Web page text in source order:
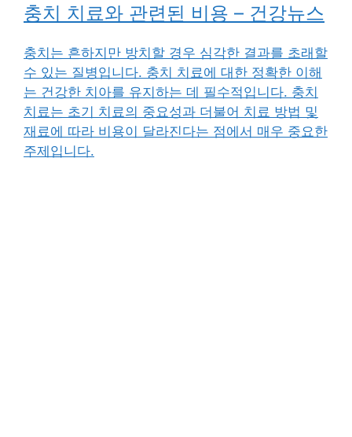
충치 치료와 관련된 비용 – 건강뉴스
충치는 흔하지만 방치할 경우 심각한 결과를 초래할
수 있는 질병입니다. 충치 치료에 대한 정확한 이해
는 건강한 치아를 유지하는 데 필수적입니다. 충치
치료는 초기 치료의 중요성과 더불어 치료 방법 및
재료에 따라 비용이 달라진다는 점에서 매우 중요한
주제입니다.